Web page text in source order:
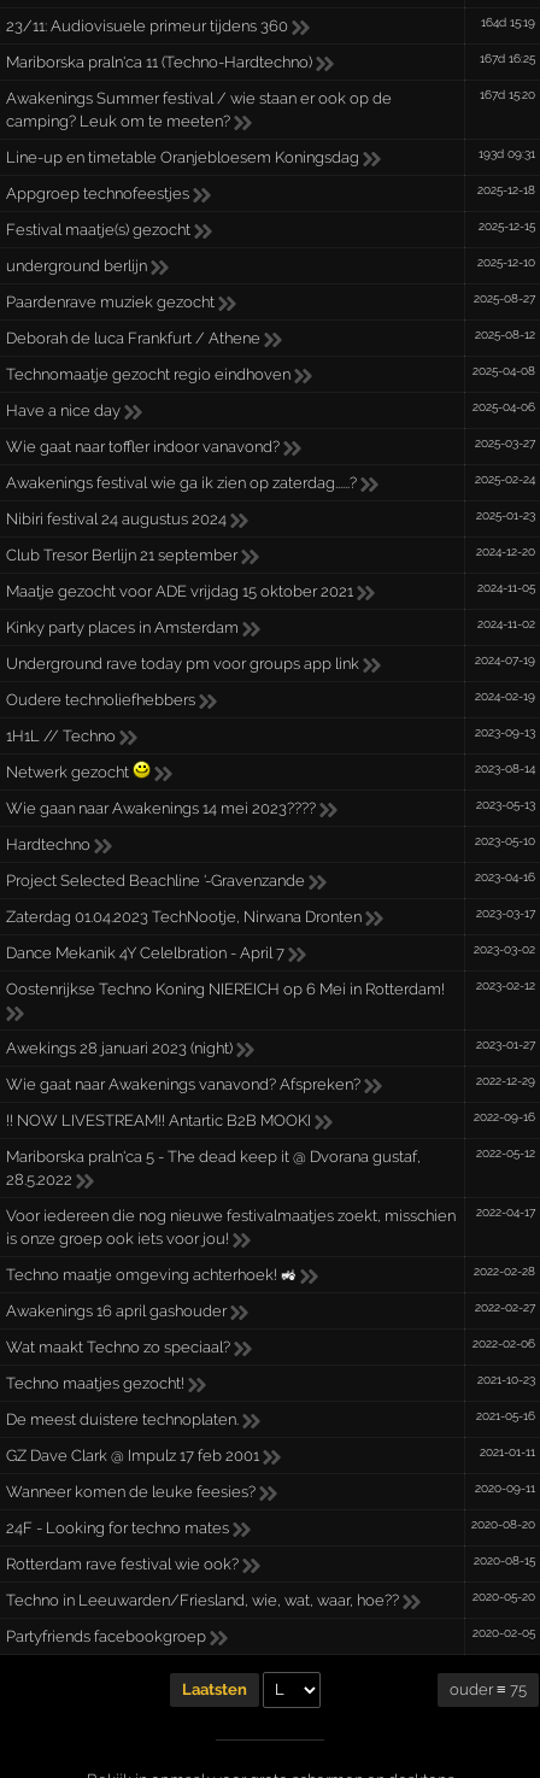
23/11: Audiovisuele primeur tijdens 360 164d 15:19
Mariborska praln'ca 11 (Techno-Hardtechno) 167d 16:25
Awakenings Summer festival / wie staan er ook op de
camping? Leuk om te meeten?
167d 15:20
Line-up en timetable Oranjebloesem Koningsdag 193d 09:31
Appgroep technofeestjes 2025-12-18
Festival maatje(s) gezocht 2025-12-15
underground berlijn 2025-12-10
Paardenrave muziek gezocht 2025-08-27
Deborah de luca Frankfurt / Athene 2025-08-12
Technomaatje gezocht regio eindhoven 2025-04-08
Have a nice day 2025-04-06
Wie gaat naar toffler indoor vanavond? 2025-03-27
Awakenings festival wie ga ik zien op zaterdag......? 2025-02-24
Nibiri festival 24 augustus 2024 2025-01-23
Club Tresor Berlijn 21 september 2024-12-20
Maatje gezocht voor ADE vrijdag 15 oktober 2021 2024-11-05
Kinky party places in Amsterdam 2024-11-02
Underground rave today pm voor groups app link 2024-07-19
Oudere technoliefhebbers 2024-02-19
1H1L // Techno 2023-09-13
Netwerk gezocht 2023-08-14
Wie gaan naar Awakenings 14 mei 2023???? 2023-05-13
Hardtechno 2023-05-10
Project Selected Beachline '-Gravenzande 2023-04-16
Zaterdag 01.04.2023 TechNootje, Nirwana Dronten 2023-03-17
Dance Mekanik 4Y Celelbration - April 7 2023-03-02
Oostenrijkse Techno Koning NIEREICH op 6 Mei in Rotterdam! 2023-02-12
Awekings 28 januari 2023 (night) 2023-01-27
Wie gaat naar Awakenings vanavond? Afspreken? 2022-12-29
!! NOW LIVESTREAM!! Antartic B2B MOOKI 2022-09-16
Mariborska praln'ca 5 - The dead keep it @ Dvorana gustaf,
28.5.2022
2022-05-12
Voor iedereen die nog nieuwe festivalmaatjes zoekt, misschien
is onze groep ook iets voor jou!
2022-04-17
Techno maatje omgeving achterhoek! 🚜 2022-02-28
Awakenings 16 april gashouder 2022-02-27
Wat maakt Techno zo speciaal? 2022-02-06
Techno maatjes gezocht! 2021-10-23
De meest duistere technoplaten. 2021-05-16
GZ Dave Clark @ Impulz 17 feb 2001 2021-01-11
Wanneer komen de leuke feesies? 2020-09-11
24F - Looking for techno mates 2020-08-20
Rotterdam rave festival wie ook? 2020-08-15
Techno in Leeuwarden/Friesland, wie, wat, waar, hoe?? 2020-05-20
Partyfriends facebookgroep 2020-02-05
Laatsten ouder ≡ 75